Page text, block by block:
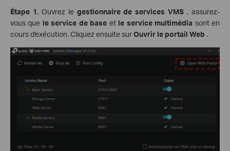
Étape 1.Ouvrez le gestionnaire de services VMS , assurez-
vous que le service de base et le service multimédia sont en
cours d'exécution. Cliquez ensuite surOuvrir le portail Web .